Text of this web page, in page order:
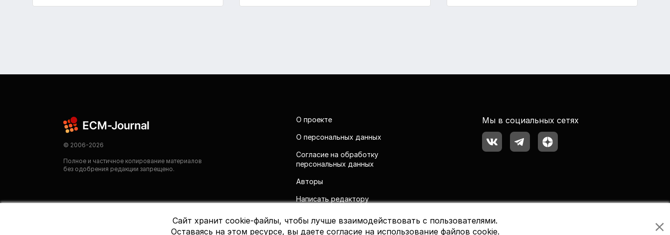
© 2006-2026
Полное и частичное копирование материалов
без одобрения редакции запрещено.
О проекте
О персональных данных
Согласие на обработку
персональных данных
Авторы
Написать редактору
Мы в социальных сетях
Сайт хранит cookie-файлы, чтобы лучше взаимодействовать с пользователями.
Оставаясь на этом ресурсе, вы даете согласие на использование файлов cookie.